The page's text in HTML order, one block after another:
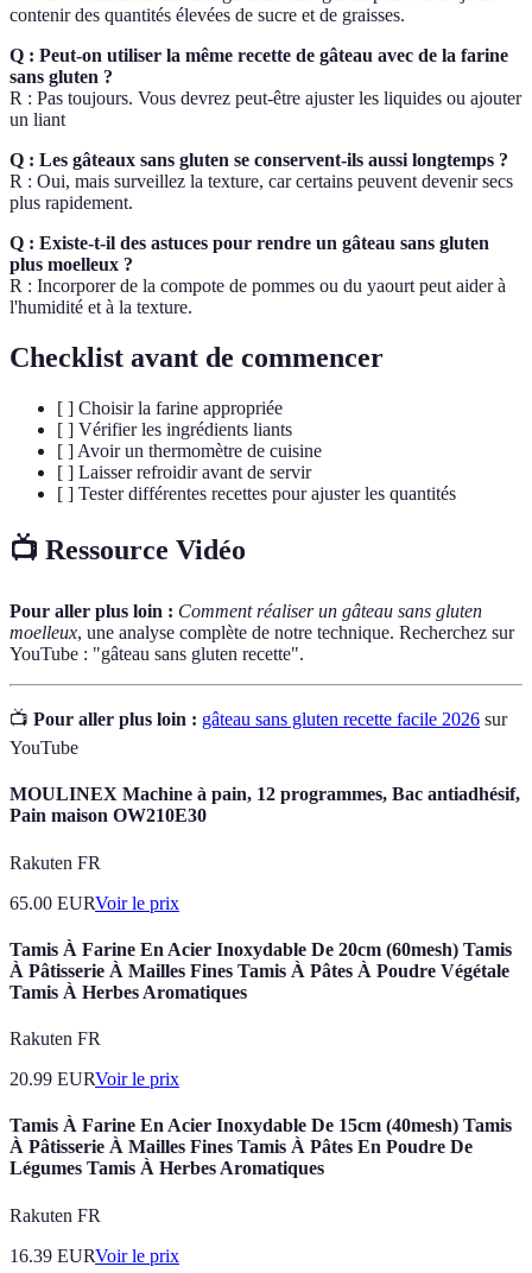
contenir des quantités élevées de sucre et de graisses.
Q : Peut-on utiliser la même recette de gâteau avec de la farine
sans gluten ?
R : Pas toujours. Vous devrez peut-être ajuster les liquides ou ajouter
un liant
Q : Les gâteaux sans gluten se conservent-ils aussi longtemps ?
R : Oui, mais surveillez la texture, car certains peuvent devenir secs
plus rapidement.
Q : Existe-t-il des astuces pour rendre un gâteau sans gluten
plus moelleux ?
R : Incorporer de la compote de pommes ou du yaourt peut aider à
l'humidité et à la texture.
Checklist avant de commencer
[ ] Choisir la farine appropriée
[ ] Vérifier les ingrédients liants
[ ] Avoir un thermomètre de cuisine
[ ] Laisser refroidir avant de servir
[ ] Tester différentes recettes pour ajuster les quantités
📺 Ressource Vidéo
Pour aller plus loin : Comment réaliser un gâteau sans gluten
moelleux, une analyse complète de notre technique. Recherchez sur
YouTube : "gâteau sans gluten recette".
📺 Pour aller plus loin : gâteau sans gluten recette facile 2026 sur
YouTube
MOULINEX Machine à pain, 12 programmes, Bac antiadhésif,
Pain maison OW210E30
Rakuten FR
65.00 EURVoir le prix
Tamis À Farine En Acier Inoxydable De 20cm (60mesh) Tamis
À Pâtisserie À Mailles Fines Tamis À Pâtes À Poudre Végétale
Tamis À Herbes Aromatiques
Rakuten FR
20.99 EURVoir le prix
Tamis À Farine En Acier Inoxydable De 15cm (40mesh) Tamis
À Pâtisserie À Mailles Fines Tamis À Pâtes En Poudre De
Légumes Tamis À Herbes Aromatiques
Rakuten FR
16.39 EURVoir le prix